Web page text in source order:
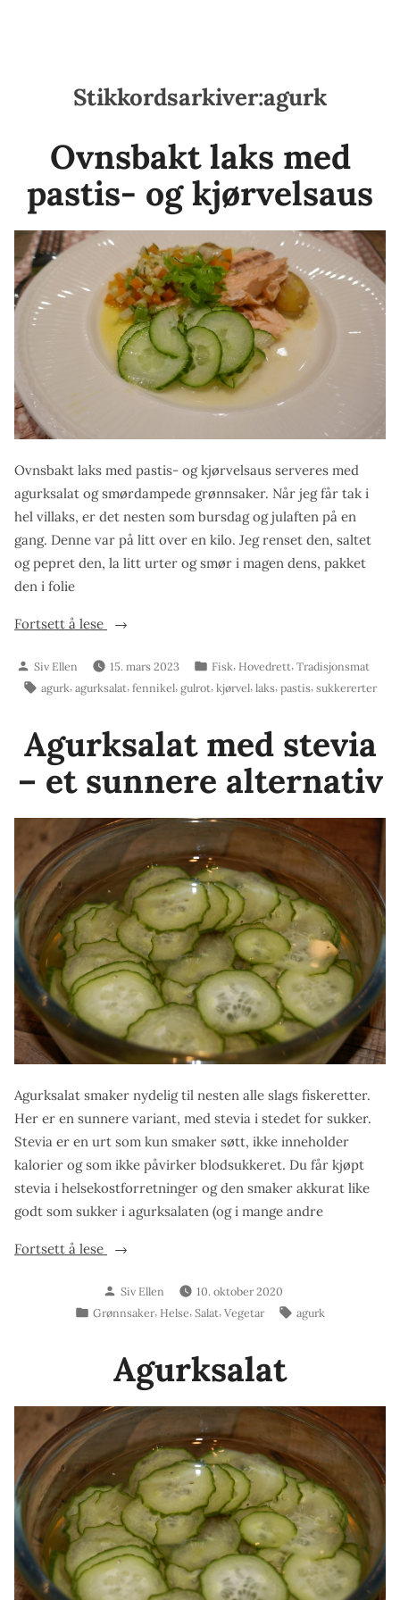
Stikkordsarkiver:agurk
Ovnsbakt laks med
pastis- og kjørvelsaus
Ovnsbakt laks med pastis- og kjørvelsaus serveres med
agurksalat og smørdampede grønnsaker. Når jeg får tak i
hel villaks, er det nesten som bursdag og julaften på en
gang. Denne var på litt over en kilo. Jeg renset den, saltet
og pepret den, la litt urter og smør i magen dens, pakket
den i folie
Fortsett å lese
«Ovnsbakt
med
pastis-
kjørvelsaus»
Skrevet
av
Siv Ellen 15. mars 2023
Publisert
Fisk, Hovedrett, Tradisjonsmat
Stikkord:
agurk, agurksalat, fennikel, gulrot, kjørvel, laks, pastis, sukkererter
Agurksalat med stevia
– et sunnere alternativ
Agurksalat smaker nydelig til nesten alle slags fiskeretter.
Her er en sunnere variant, med stevia i stedet for sukker.
Stevia er en urt som kun smaker søtt, ikke inneholder
kalorier og som ikke påvirker blodsukkeret. Du får kjøpt
stevia i helsekostforretninger og den smaker akkurat like
godt som sukker i agurksalaten (og i mange andre
Fortsett å lese
«Agurksalat
stevia
–
sunnere
alternativ»
Skrevet
av
Siv Ellen
10. oktober 2020
Publisert
Grønnsaker, Helse, Salat, Vegetar Stikkord:
agurk
Agurksalat